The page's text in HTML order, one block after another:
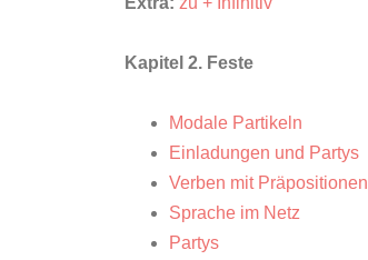
Kapitel 2. Feste
Modale Partikeln
Einladungen und Partys
Verben mit Präpositionen
Sprache im Netz
Partys